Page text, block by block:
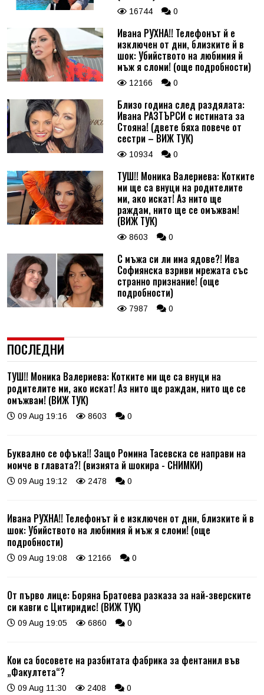
16744 0
Ивана РУХНА!! Телефонът й е
изключен от дни, близките й в
шок: Убийството на любимия й
мъж я сломи! (още подробности)
12166 0
Близо година след раздялата:
Ивана РАЗТЪРСИ с истината за
Стояна! (двете бяха повече от
сестри – ВИЖ ТУК)
10934 0
ТУШ!! Моника Валериева: Котките
ми ще са внуци на родителите
ми, ако искат! Аз нито ще
раждам, нито ще се омъжвам!
(ВИЖ ТУК)
8603 0
С мъжа си ли има ядове?! Ива
Софиянска взриви мрежата със
странно признание! (още
подробности)
7987 0
ПОСЛЕДНИ
ТУШ!! Моника Валериева: Котките ми ще са внуци на
родителите ми, ако искат! Аз нито ще раждам, нито ще се
омъжвам! (ВИЖ ТУК)
09 Aug 19:16 8603 0
Буквално се офъка!! Защо Ромина Тасевска се направи на
момче в главата?! (визията й шокира - СНИМКИ)
09 Aug 19:12 2478 0
Ивана РУХНА!! Телефонът й е изключен от дни, близките й в
шок: Убийството на любимия й мъж я сломи! (още
подробности)
09 Aug 19:08 12166 0
От първо лице: Боряна Братоева разказа за най-зверските
си кавги с Цитиридис! (ВИЖ ТУК)
09 Aug 19:05 6860 0
Кои са босовете на разбитата фабрика за фентанил във
„Факултета“?
09 Aug 11:30 2408 0